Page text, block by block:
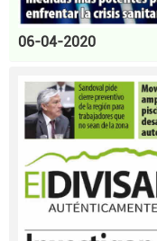
06-04-2020